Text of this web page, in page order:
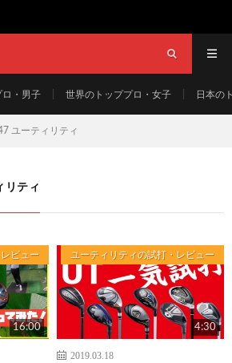
ロ・男子 世界のトッププロ・女子 日本の
ユーティリティ
リティ
ビュー
16:00
ユーティリティの試打・レビュー
4:30
2019.03.18